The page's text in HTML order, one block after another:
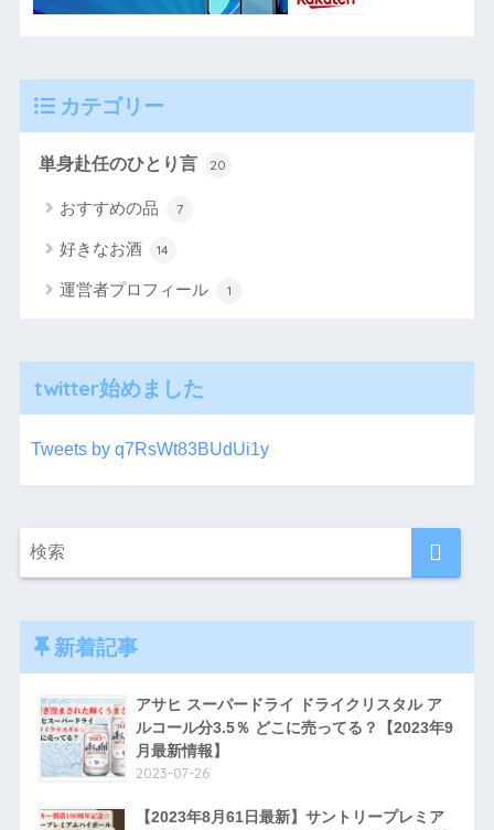
カテゴリー
単身赴任のひとり言 20
おすすめの品 7
好きなお酒 14
運営者プロフィール 1
twitter始めました
Tweets by q7RsWt83BUdUi1y
新着記事
アサヒ スーパードライ ドライクリスタル ア
ルコール分3.5％ どこに売ってる？【2023年9
月最新情報】
2023-07-26
【2023年8月61日最新】サントリープレミア